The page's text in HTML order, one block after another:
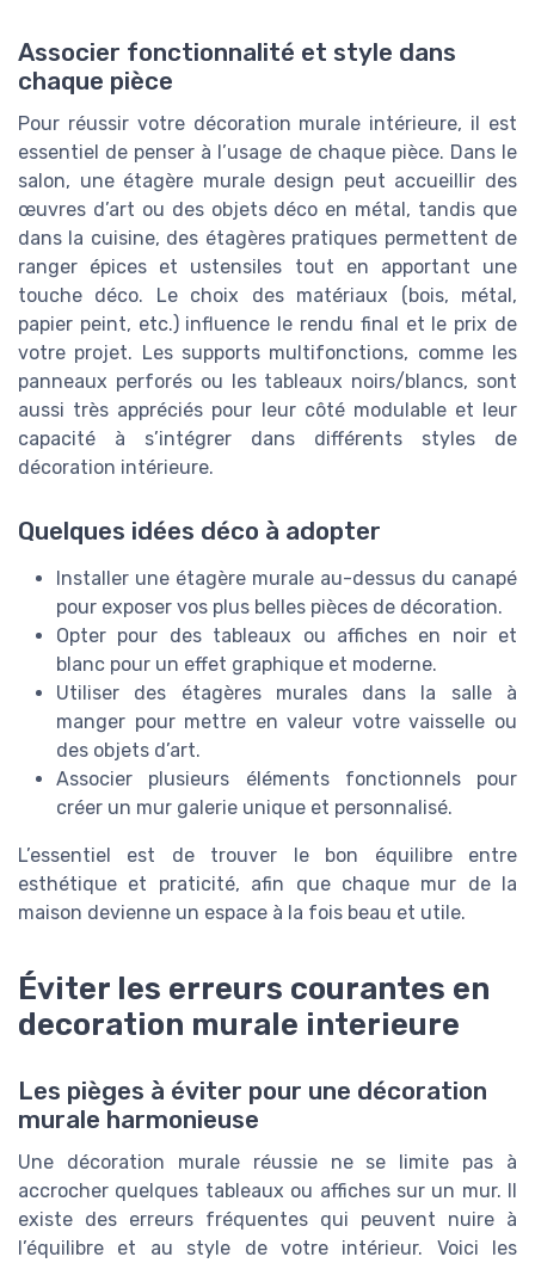
Associer fonctionnalité et style dans
chaque pièce
Pour réussir votre décoration murale intérieure, il est
essentiel de penser à l’usage de chaque pièce. Dans le
salon, une étagère murale design peut accueillir des
œuvres d’art ou des objets déco en métal, tandis que
dans la cuisine, des étagères pratiques permettent de
ranger épices et ustensiles tout en apportant une
touche déco. Le choix des matériaux (bois, métal,
papier peint, etc.) influence le rendu final et le prix de
votre projet. Les supports multifonctions, comme les
panneaux perforés ou les tableaux noirs/blancs, sont
aussi très appréciés pour leur côté modulable et leur
capacité à s’intégrer dans différents styles de
décoration intérieure.
Quelques idées déco à adopter
Installer une étagère murale au-dessus du canapé
pour exposer vos plus belles pièces de décoration.
Opter pour des tableaux ou affiches en noir et
blanc pour un effet graphique et moderne.
Utiliser des étagères murales dans la salle à
manger pour mettre en valeur votre vaisselle ou
des objets d’art.
Associer plusieurs éléments fonctionnels pour
créer un mur galerie unique et personnalisé.
L’essentiel est de trouver le bon équilibre entre
esthétique et praticité, afin que chaque mur de la
maison devienne un espace à la fois beau et utile.
Éviter les erreurs courantes en
decoration murale interieure
Les pièges à éviter pour une décoration
murale harmonieuse
Une décoration murale réussie ne se limite pas à
accrocher quelques tableaux ou affiches sur un mur. Il
existe des erreurs fréquentes qui peuvent nuire à
l’équilibre et au style de votre intérieur. Voici les